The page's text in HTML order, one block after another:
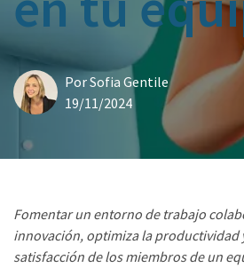
PorSofia Gentile
19/11/2024
Fomentar un entorno de trabajo
innovación, optimiza la productividad
satisfacción de los miembros de un